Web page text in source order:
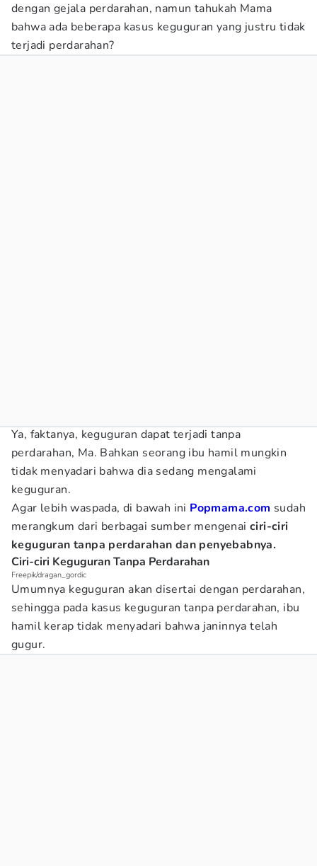
dengan gejala perdarahan, namun tahukah Mama
bahwa ada beberapa kasus keguguran yang justru tidak
terjadi perdarahan?
Ya, faktanya, keguguran dapat terjadi tanpa
perdarahan, Ma. Bahkan seorang ibu hamil mungkin
tidak menyadari bahwa dia sedang mengalami
keguguran.
Agar lebih waspada, di bawah ini Popmama.com sudah
merangkum dari berbagai sumber mengenai ciri-ciri
keguguran tanpa perdarahan dan penyebabnya.
Ciri-ciri Keguguran Tanpa Perdarahan
Freepik/dragan_gordic
Umumnya keguguran akan disertai dengan perdarahan,
sehingga pada kasus keguguran tanpa perdarahan, ibu
hamil kerap tidak menyadari bahwa janinnya telah
gugur.